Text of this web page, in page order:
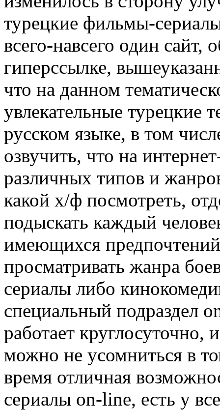
турецкие фильмы-
всего-навсего один сайт,
гиперссылке,
что на данном
увлекательные турецкие
русском языке, в том
озвучить, что на
различных типов и
какой х/ф посмотреть,
подыскать каждый
имеющихся
просматривать жанра
сериалы либо
специальный подраздел
работает
можно не усомниться в
время отличная
сериалы on-line, есть у